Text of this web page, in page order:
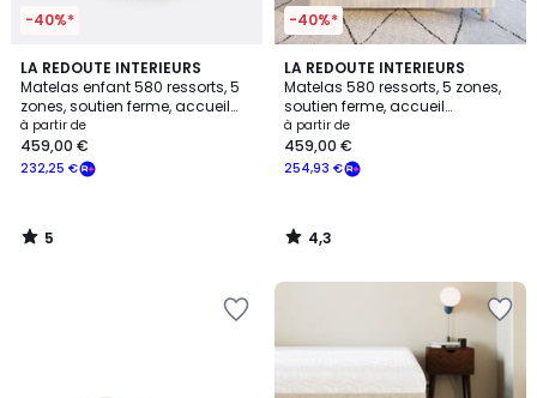
-40%*
LA REDOUTE INTERIEURS
Matelas enfant 580 ressorts, 5
zones, soutien ferme, accueil
enveloppant
à partir de
232,25 €
459,00 €
5
/
5
5
/
-40%*
LA REDOUTE INTERIEURS
Matelas 580 ressorts, 5 zones,
soutien ferme, accueil
enveloppant
à partir de
254,93 €
459,00 €
4,3
/ 5
4,3
/